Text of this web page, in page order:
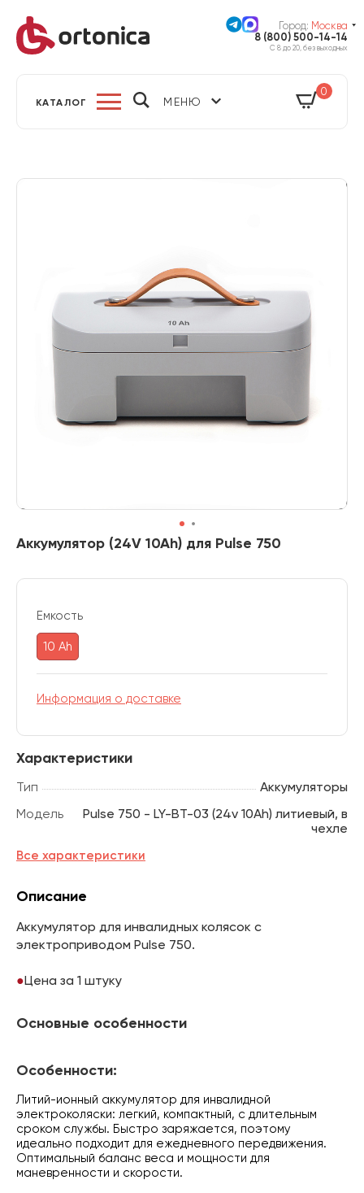
Город: Москва
8 (800) 500-14-14
С 8 до 20, без выходных
КАТАЛОГ МЕНЮ
0
Аккумулятор (24V 10Ah) для Pulse 750
Характеристики
Тип
Аккумуляторы
Модель
Pulse 750 - LY-BT-03 (24v 10Ah) литиевый, в
чехле
Все характеристики
Емкость
10 Ah
Информация о доставке
Описание
Аккумулятор для инвалидных колясок с
электроприводом Pulse 750.
Цена за 1 штуку
Основные особенности
Особенности:
Литий-ионный аккумулятор для инвалидной
электроколяски: легкий, компактный, с длительным
сроком службы. Быстро заряжается, поэтому
идеально подходит для ежедневного передвижения.
Оптимальный баланс веса и мощности для
маневренности и скорости.